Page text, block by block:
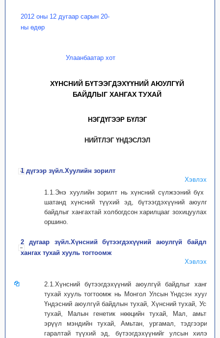
2012 оны 12 дугаар сарын 20-
ны өдөр
Улаанбаатар хот
ХҮНСНИЙ БҮТЭЭГДЭХҮҮНИЙ АЮУЛГҮЙ
БАЙДЛЫГ ХАНГАХ ТУХАЙ
НЭГДҮГЭЭР БҮЛЭГ
НИЙТЛЭГ ҮНДЭСЛЭЛ
1 дүгээр зүйл.Хуулийн зорилт
Хэвлэх
1.1.Энэ хуулийн зорилт нь хүнсний сүлжээний бүх үе
шатанд хүнсний түүхий эд, бүтээгдэхүүний аюулгүй
байдлыг хангахтай холбогдсон харилцааг зохицуулахад
оршино.
2 дугаар зүйл.Хүнсний бүтээгдэхүүний аюулгүй байдлыг
хангах тухай хууль тогтоомж
Хэвлэх
2.1.Хүнсний бүтээгдэхүүний аюулгүй байдлыг хангах
тухай хууль тогтоомж нь Монгол Улсын Үндсэн хууль,
Үндэсний аюулгүй байдлын тухай, Хүнсний тухай, Усны
тухай, Малын генетик нөөцийн тухай, Мал, амьтны
эрүүл мэндийн тухай, Амьтан, ургамал, тэдгээрийн
гаралтай түүхий эд, бүтээгдэхүүнийг улсын хилээр